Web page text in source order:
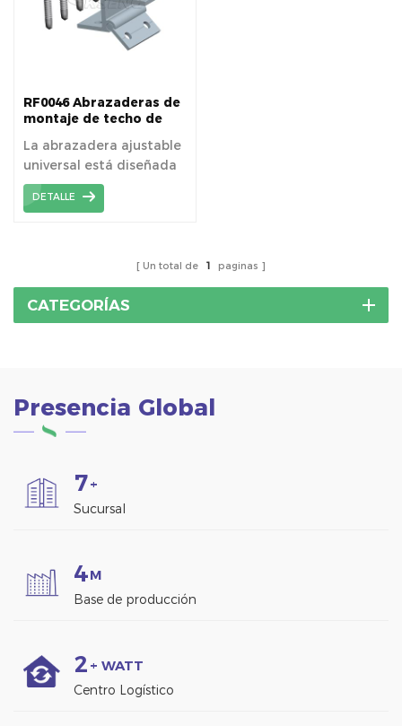
RF0046 Abrazaderas de
montaje de techo de
ajustable universal
La abrazadera ajustable
universal está diseñada
específicamente para
asegurar módulos
de montaje de techo de
metal trapezoidal sin
penetrar la superficie del
techo.
DETALLE
Un total de 1 paginas
CATEGORÍAS
Presencia Global
7+
Sucursal
4M
Base de producción
2 + WATT
Centro Logístico